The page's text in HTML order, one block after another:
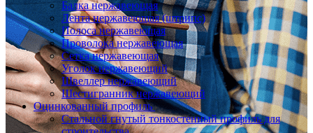
Балка нержавеющая
Лента нержавеющая (штрипс)
Полоса нержавеющая
Проволока нержавеющая
Сетка нержавеющая
Уголок нержавеющий
Швеллер нержавеющий
Шестигранник нержавеющий
Оцинкованный профиль
Стальной гнутый тонкостенный профиль для